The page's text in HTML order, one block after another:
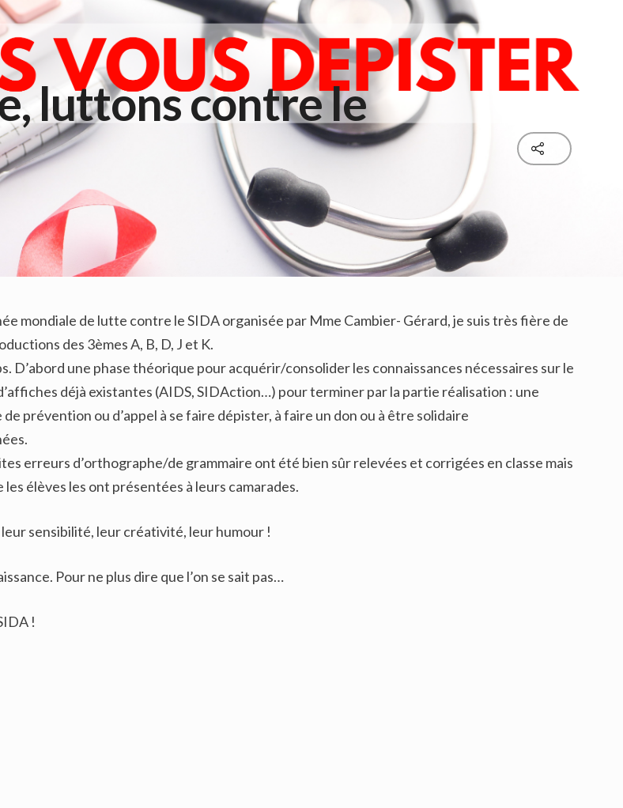
luttons contre le
mondiale de lutte contre le SIDA organisée par Mme Cambier- Gérard, je suis très fière de
des 3èmes A, B, D, J et K.
D’abord une phase théorique pour acquérir/consolider les connaissances nécessaires sur le
déjà existantes (AIDS, SIDAction…) pour terminer par la partie réalisation : une
prévention ou d’appel à se faire dépister, à faire un don ou à être solidaire
erreurs d’orthographe/de grammaire ont été bien sûr relevées et corrigées en classe mais
élèves les ont présentées à leurs camarades.
sensibilité, leur créativité, leur humour !
Pour ne plus dire que l’on se sait pas…
!